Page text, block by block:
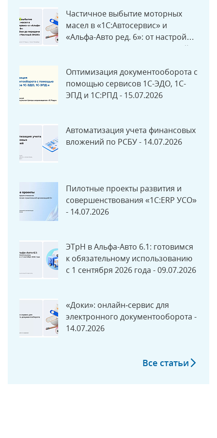
Частичное выбытие моторных
масел в «1С:Автосервис» и
«Альфа-Авто ред. 6»: от настройки
до передачи данных в «Честный
Оптимизация документооборота с
помощью сервисов 1С-ЭДО, 1С-
ЭПД и 1С:РПД - 15.07.2026
Автоматизация учета финансовых
вложений по РСБУ - 14.07.2026
Пилотные проекты развития и
совершенствования «1С:ERP УСО»
- 14.07.2026
ЭТрН в Альфа-Авто 6.1: готовимся
к обязательному использованию
с 1 сентября 2026 года - 09.07.2026
«Доки»: онлайн‑сервис для
электронного документооборота -
14.07.2026
Все статьи